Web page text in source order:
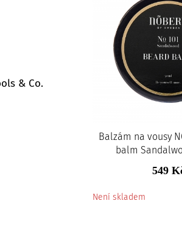
& Co.
Balzám na vousy
balm
549
Není skladem